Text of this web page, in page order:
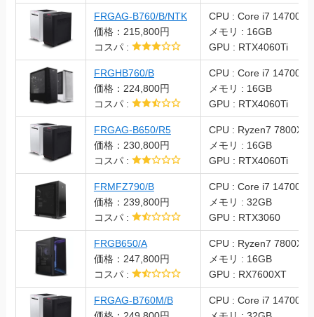
FRGAG-B760/B/NTK
価格：215,800円
コスパ :
CPU : Core i7 14700F
メモリ : 16GB
GPU : RTX4060Ti
FRGHB760/B
価格：224,800円
コスパ :
CPU : Core i7 14700F
メモリ : 16GB
GPU : RTX4060Ti
FRGAG-B650/R5
価格：230,800円
コスパ :
CPU : Ryzen7
メモリ : 16GB
GPU : RTX4060Ti
FRMFZ790/B
価格：239,800円
コスパ :
CPU : Core i7 14700F
メモリ : 32GB
GPU : RTX3060
FRGB650/A
価格：247,800円
コスパ :
CPU : Ryzen7
メモリ : 16GB
GPU : RX7600XT
FRGAG-B760M/B
CPU : Core i7 14700F